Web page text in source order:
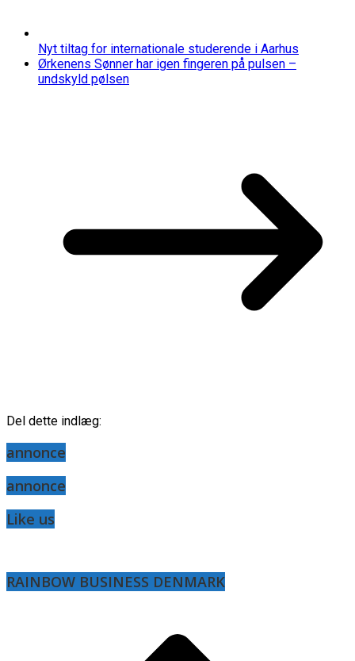
Nyt tiltag for internationale studerende i Aarhus
Ørkenens Sønner har igen fingeren på pulsen –
undskyld pølsen
Del dette indlæg:
annonce
annonce
Like us
RAINBOW BUSINESS DENMARK